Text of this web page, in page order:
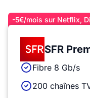
-5€/mois sur Netflix,
SFR
Fibre 8 Gb/s
200 chaînes